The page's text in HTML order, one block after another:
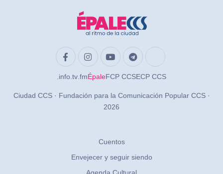
.info .tv .fmÉpaleFCP CCSECP CCS
Ciudad CCS · Fundación para la Comunicación Popular CCS ·
2026
Cuentos
Envejecer y seguir siendo